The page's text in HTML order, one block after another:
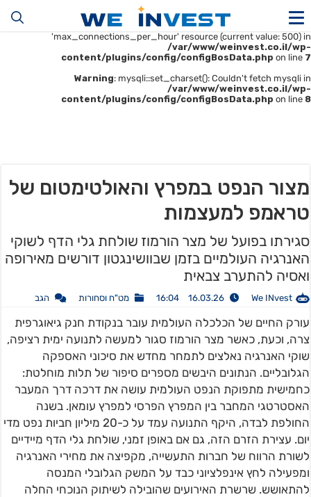
Warning
: mysqli::__construct(): (HY000/1226): User
'u414896523_maofData' has exceeded the
'max_connections_per_hour' resource (current value: 500) in
/var/www/weinvest.co.il/wp-
content/plugins/config/configBosData.php on line 7
Warning: mysqli::set_charset(): Couldn't fetch mysqli in
/var/www/weinvest.co.il/wp-
content/plugins/config/configBosData.php on line 8
מצור הנפט במפרץ והאולטימטום של
טראמפ למעצמות
סגירתו בפועל של מצר הורמוז שולחת גלי הדף לשוקי
האנרגיה העולמיים בזמן שבוושינגטון דורשים מאירופה
ואסיה להתערב צבאית
We INvest
16.03.26 16:04 מט"ח וסחורות הגב
עורק החיים של הכלכלה העולמית עובר בנקודת חנק גיאוגרפית
צרה, וכעת, כאשר מצר הורמוז סגור למעשה לתנועה ימית רציפה,
שוקי האנרגיה נאלצים לתמחר מחדש את סיכוני האספקה
הגלובליים. הנתונים היבשים מספרים סיפור של תלות מוחלטת:
כחמישית מתפוקת הנפט העולמית עושה את דרכה דרך המעבר
האסטרטגי המחבר בין המפרץ הפרסי למפרץ עומאן. בשנה
החולפת לבדה, היקף התנועה עמד על כ-20 מיליון חביות נפט מדי
יום. עצירת הזרם הזה, גם אם באופן זמני, שולחת גלי הדף מיידיים
לשורת הרווח של חברות התעשייה, מקפיצה את מחירי האנרגיה
ומפעילה לחץ אינפלציוני כבד על המשק הגלובלי המנסה
להתאושש. שרשרת האירועים שהובילה לשיתוק הנוכחי החלה